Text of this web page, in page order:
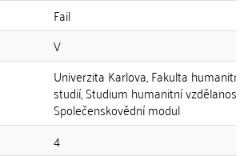
Fail
V
Univerzita Karlova, Fakulta
studií, Studium humanitní vzdělanosti
Společenskovědní modul
4